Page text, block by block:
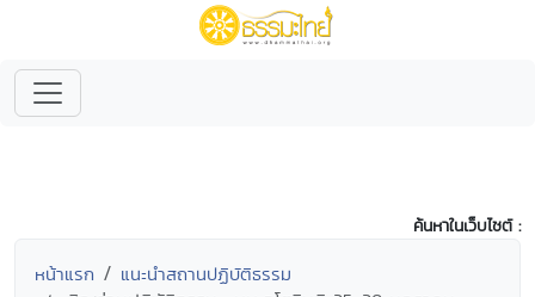
ค้นหาในเว็บไซต์ :
หน้าแรก แนะนำสถานปฏิบัติธรรม